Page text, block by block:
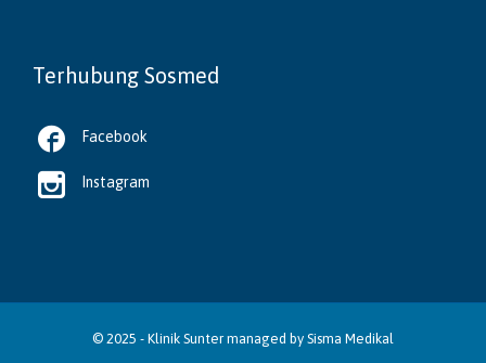
Terhubung Sosmed
 Facebook
 Instagram
© 2025 - Klinik Suntermanaged by Sisma Medikal